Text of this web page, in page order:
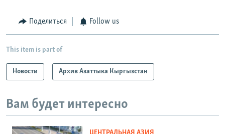
Поделиться Follow us
This item is part of
Новости Архив Азаттыка Кыргызстан
Вам будет интересно